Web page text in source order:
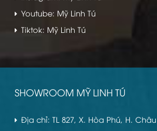
Youtube: Mỹ Linh Tú
Tiktok: Mỹ Linh Tú
SHOWROOM MỸ LINH TÚ
Địa chỉ: TL 827, X. Hòa Phú, H.